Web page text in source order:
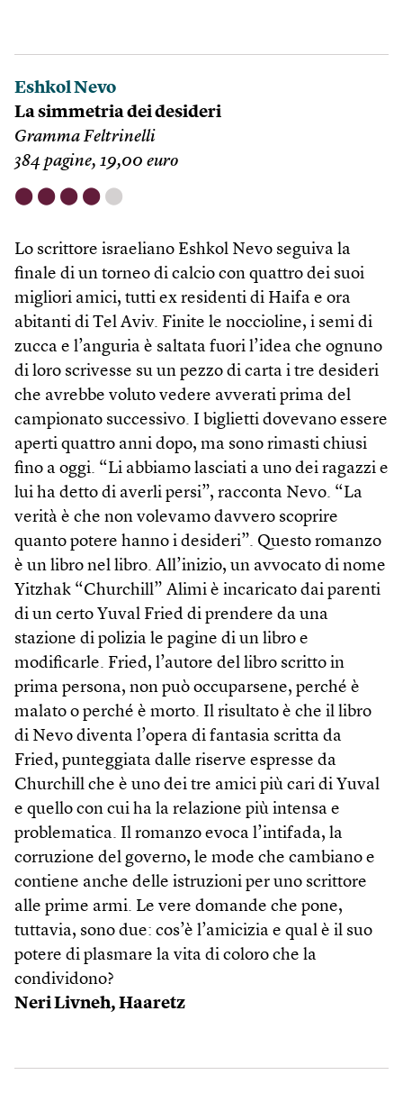
Eshkol Nevo
La simmetria dei desideri
Gramma Feltrinelli
384 pagine, 19,00 euro
⬤ ⬤ ⬤ ⬤ ⬤
Lo scrittore israeliano Eshkol Nevo seguiva la
finale di un torneo di calcio con quattro dei suoi
migliori amici, tutti ex residenti di Haifa e ora
abitanti di Tel Aviv. Finite le noccioline, i semi di
zucca e l’anguria è saltata fuori l’idea che ognuno
di loro scrivesse su un pezzo di carta i tre desideri
che avrebbe voluto vedere avverati prima del
campionato successivo. I biglietti dovevano essere
aperti quattro anni dopo, ma sono rimasti chiusi
fino a oggi. “Li abbiamo lasciati a uno dei ragazzi e
lui ha detto di averli persi”, racconta Nevo. “La
verità è che non volevamo davvero scoprire
quanto potere hanno i desideri”. Questo romanzo
è un libro nel libro. All’inizio, un avvocato di nome
Yitzhak “Churchill” Alimi è incaricato dai parenti
di un certo Yuval Fried di prendere da una
stazione di polizia le pagine di un libro e
modificarle. Fried, l’autore del libro scritto in
prima persona, non può occuparsene, perché è
malato o perché è morto. Il risultato è che il libro
di Nevo diventa l’opera di fantasia scritta da
Fried, punteggiata dalle riserve espresse da
Churchill che è uno dei tre amici più cari di Yuval
e quello con cui ha la relazione più intensa e
problematica. Il romanzo evoca l’intifada, la
corruzione del governo, le mode che cambiano e
contiene anche delle istruzioni per uno scrittore
alle prime armi. Le vere domande che pone,
tuttavia, sono due: cos’è l’amicizia e qual è il suo
potere di plasmare la vita di coloro che la
condividono?
Neri Livneh, Haaretz